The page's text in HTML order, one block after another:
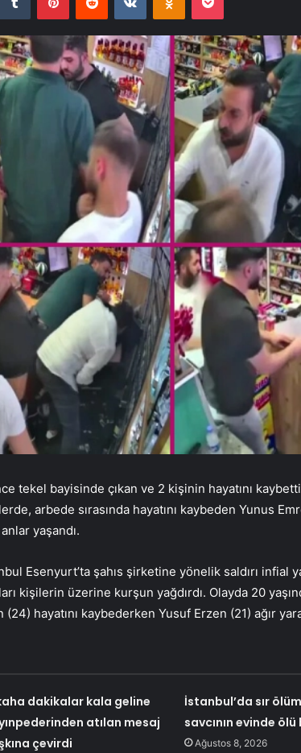
tekel bayisinde çıkan ve 2 kişinin hayatını
arbede sırasında hayatını kaybeden Yunus
yaşandı.
Esenyurt’ta şahıs şirketine yönelik saldırı infial
kişilerin üzerine kurşun yağdırdı. Olayda 20
hayatını kaybederken Yusuf Erzen (21) ağır
dakikalar kala geline
atılan mesaj
çevirdi
İstanbul’da sır
savcının evinde
Ağustos 8, 2026